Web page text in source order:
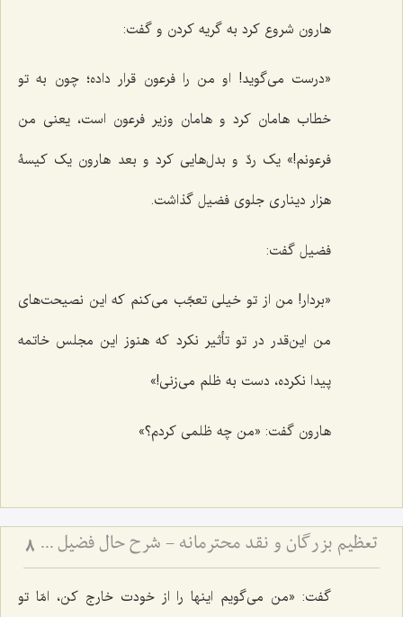
هارون شروع کرد به گریه کردن و گفت:
«درست می‌گوید! او من را فرعون قرار داده؛ چون به تو
خطاب هامان کرد و هامان وزیر فرعون است، یعنی من
فرعونم!» یک ردّ و بدل‌هایی کرد و بعد هارون یک کیسۀ
هزار دیناری جلوی فضیل گذاشت.
فضیل گفت:
«بردار! من از تو خیلی تعجّب می‌کنم که این نصیحت‌های
من این‌قدر در تو تأثیر نکرد که هنوز این مجلس خاتمه
پیدا نکرده، دست به ظلم می‌زنی!»
هارون گفت: «من چه ظلمی کردم؟»
تعظیم بزرگان و نقد محترمانه - شرح حال فضیل بن عیاض و بِشر حافی و تبیین روش صحیح نقد بزرگان 8
گفت: «من می‌گویم اینها را از خودت خارج کن، امّا تو